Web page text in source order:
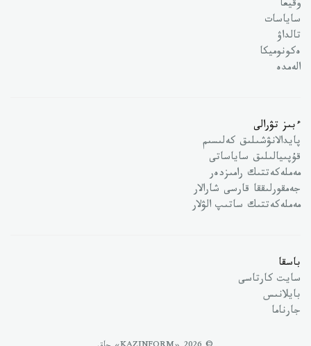
وقيعا
ساياسات
تالداۋ
ەكونوميكا
الەمدە
ءبىز تۋرالى
پايدالانۋشىلىق كەلىسىم
قۇپىيالىلىق ساياساتى
مەملەكەتتىك رامىزدەر
جەمقورلىققا قارسى شارالار
مەملەكەتتىك ساتىپ الۋلار
باسقا
سايت كارتاسى
بايلانىس
جارناما